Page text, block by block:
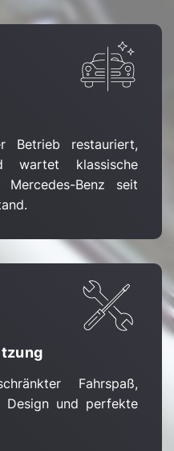
Betrieb restauriert,
wartet klassische
Benz seit
Fahrspaß,
Design und perfekte